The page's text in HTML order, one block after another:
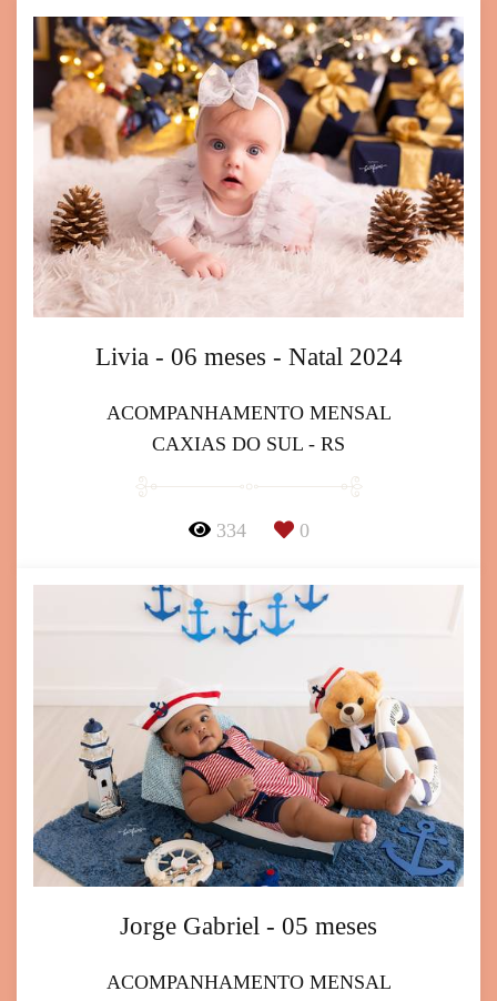
Livia - 06 meses - Natal 2024
ACOMPANHAMENTO MENSAL
CAXIAS DO SUL - RS
334 0
Jorge Gabriel - 05 meses
ACOMPANHAMENTO MENSAL